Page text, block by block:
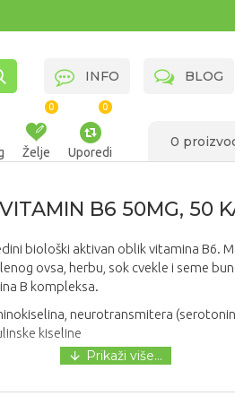
INFO BLOG
Želje
0
Uporedi
0
0
B6 50MG, 50
biološki aktivan oblik vitamina B6.
ovsa, herbu, sok cvekle i seme
B kompleksa.
neurotransmitera
kiseline